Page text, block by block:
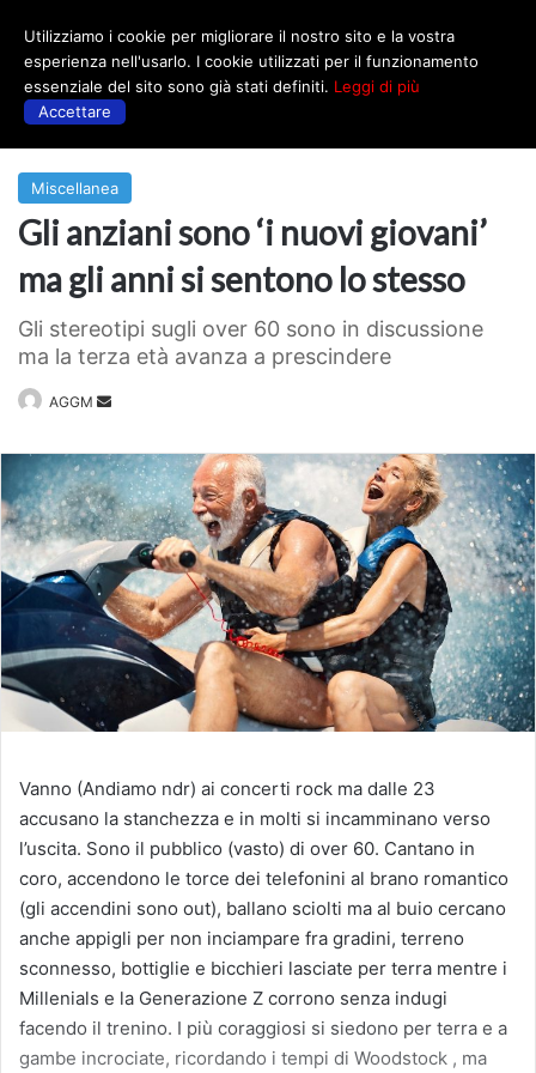
Miscellanea
Gli anziani sono ‘i nuovi giovani’
ma gli anni si sentono lo stesso
Gli stereotipi sugli over 60 sono in discussione
ma la terza età avanza a prescindere
AGGM
Invia
Vanno (Andiamo ndr) ai concerti rock ma dalle 23
accusano la stanchezza e in molti si incamminano verso
l’uscita. Sono il pubblico (vasto) di over 60. Cantano in
coro, accendono le torce dei telefonini al brano romantico
(gli accendini sono out), ballano sciolti ma al buio cercano
anche appigli per non inciampare fra gradini, terreno
sconnesso, bottiglie e bicchieri lasciate per terra mentre i
Millenials e la Generazione Z corrono senza indugi
facendo il trenino. I più coraggiosi si siedono per terra e a
gambe incrociate, ricordando i tempi di Woodstock , ma
Utilizziamo i cookie per migliorare il nostro sito e la vostra
esperienza nell'usarlo. I cookie utilizzati per il funzionamento
essenziale del sito sono già stati definiti. Leggi di più
Accettare